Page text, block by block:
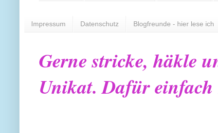
Impressum Datenschutz Blogfreunde - hier lese ich
Gerne stricke, häkle
Unikat. Dafür